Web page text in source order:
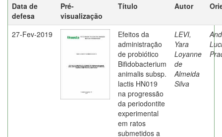
Data de
defesa
Pré-
visualização
Título Autor
27-Fev-2019
Efeitos da
administração
de probiótico
Bifidobacterium
animalis subsp.
lactis HN019
na progressão
da periodontite
experimental
em ratos
submetidos a
LEVI,
Yara
Loyanne
de
Almeida
Silva